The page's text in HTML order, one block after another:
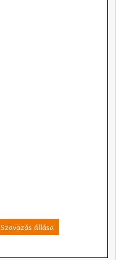
Szavazás állása